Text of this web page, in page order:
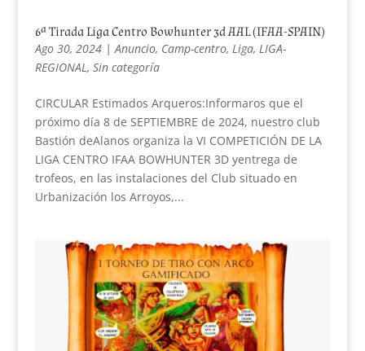
6ª Tirada Liga Centro Bowhunter 3d AAL (IFAA-SPAIN)
Ago 30, 2024|Anuncio, Camp-centro, Liga, LIGA-
REGIONAL, Sin categoría
CIRCULAR Estimados Arqueros:Informaros que el
próximo día 8 de SEPTIEMBRE de 2024, nuestro club
Bastión deAlanos organiza la VI COMPETICIÓN DE LA
LIGA CENTRO IFAA BOWHUNTER 3D yentrega de
trofeos, en las instalaciones del Club situado en
Urbanización los Arroyos,...